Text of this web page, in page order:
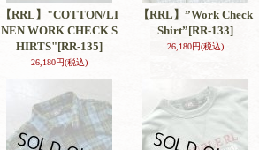
【RRL】"COTTON/LI
NEN WORK CHECK S
HIRTS"[RR-135]
26,180円(税込)
【RRL】”Work Check
Shirt”[RR-133]
26,180円(税込)